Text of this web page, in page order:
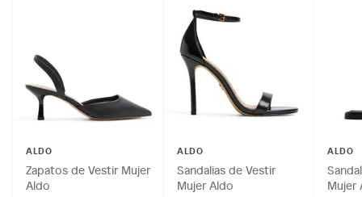
ALDO
Zapatos de Vestir Mujer
Aldo
ALDO
Sandalias de Vestir
Mujer Aldo
ALDO
Mujer